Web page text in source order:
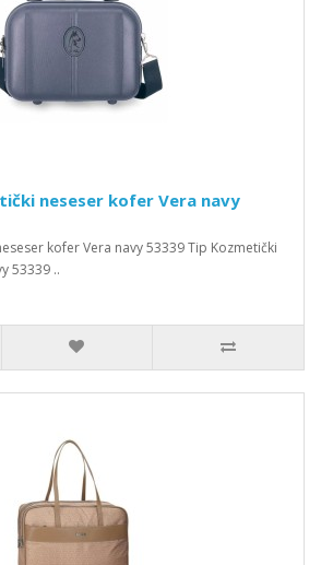
neseser kofer Vera navy
kofer Vera navy 53339 Tip Kozmetički
53339 ..